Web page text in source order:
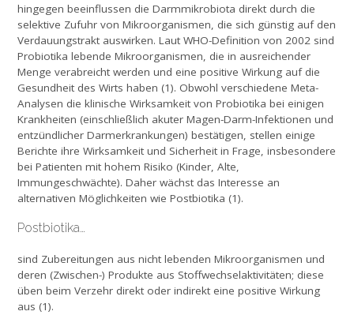
hingegen beeinflussen die Darmmikrobiota direkt durch die
selektive Zufuhr von Mikroorganismen, die sich günstig auf den
Verdauungstrakt auswirken. Laut WHO-Definition von 2002 sind
Probiotika lebende Mikroorganismen, die in ausreichender
Menge verabreicht werden und eine positive Wirkung auf die
Gesundheit des Wirts haben (1). Obwohl verschiedene Meta-
Analysen die klinische Wirksamkeit von Probiotika bei einigen
Krankheiten (einschließlich akuter Magen-Darm-Infektionen und
entzündlicher Darmerkrankungen) bestätigen, stellen einige
Berichte ihre Wirksamkeit und Sicherheit in Frage, insbesondere
bei Patienten mit hohem Risiko (Kinder, Alte,
Immungeschwächte). Daher wächst das Interesse an
alternativen Möglichkeiten wie Postbiotika (1).
Postbiotika…
sind Zubereitungen aus nicht lebenden Mikroorganismen und
deren (Zwischen-) Produkte aus Stoffwechselaktivitäten; diese
üben beim Verzehr direkt oder indirekt eine positive Wirkung
aus (1).